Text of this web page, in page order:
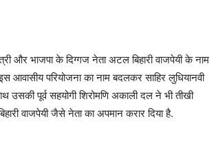
और भाजपा के दिग्गज नेता अटल बिहारी वाजपेयी के नाम
परियोजना का नाम बदलकर साहिर लुधियानवी
पूर्व सहयोगी शिरोमणि अकाली दल ने भी तीखी
वाजपेयी जैसे नेता का अपमान करार दिया है.